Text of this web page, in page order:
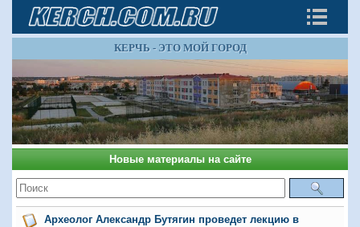
КЕРЧЬ - ЭТО МОЙ ГОРОД
Новые материалы на сайте
Археолог Александр Бутягин проведет лекцию в